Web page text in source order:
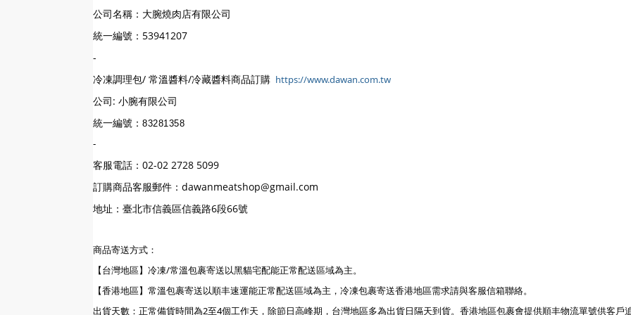
公司名稱：大腕燒肉店有限公司
統一編號：53941207
-
冷凍調理包/ 常溫醬料/冷藏醬料商品訂購 https://www.dawan.com.tw
公司: 小腕有限公司
統一編號： 83281358
-
客服電話：02-02 2728 5099
訂購商品客服郵件：dawanmeatshop@gmail.com
地址：臺北市信義區信義路6段66號
商品寄送方式：
【台灣地區】冷凍/常溫包裹寄送以黑貓宅配能正常配送區域為主。
【香港地區】常溫包裹寄送以順丰速運能正常配送區域為主，冷凍包裹寄送香港地區需求請與客服信箱聯絡。
出貨天數：正常備貨時間為2至4個工作天，除節日高峰期，台灣地區多為出貨日隔天到貨。香港地區包裹會提供順丰物流單號供客戶